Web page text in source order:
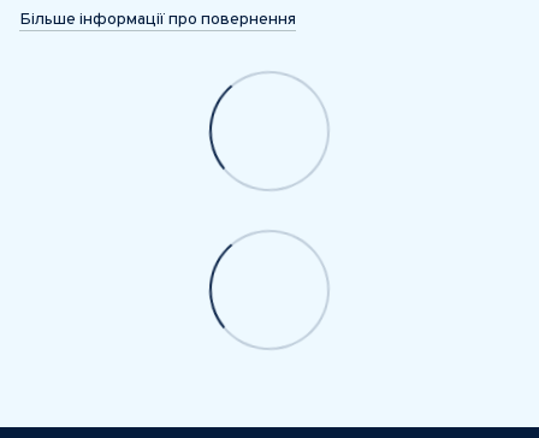
Більше інформації про повернення